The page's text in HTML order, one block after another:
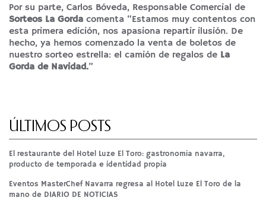
Por su parte, Carlos Bóveda, Responsable Comercial de
Sorteos La Gordacomenta “Estamos muy contentos con
esta primera edición, nos apasiona repartir ilusión. De
hecho, ya hemos comenzado la venta de boletos de
nuestro sorteo estrella: el camión de regalos de La
Gorda de Navidad.”
ÚLTIMOS POSTS
El restaurante del Hotel Luze El Toro: gastronomía navarra,
producto de temporada e identidad propia
Eventos MasterChef Navarra regresa al Hotel Luze El Toro de la
mano de DIARIO DE NOTICIAS